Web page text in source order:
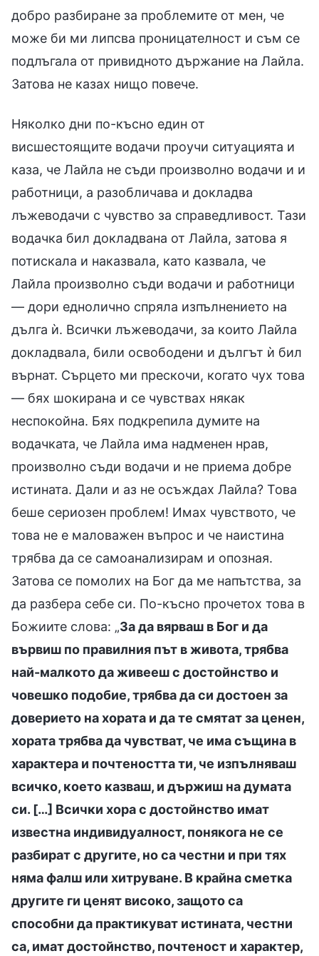
добро разбиране за проблемите от мен, че
може би ми липсва проницателност и съм се
подлъгала от привидното държание на Лайла.
Затова не казах нищо повече.
Няколко дни по-късно един от
висшестоящите водачи проучи ситуацията и
каза, че Лайла не съди произволно водачи и и
работници, а разобличава и докладва
лъжеводачи с чувство за справедливост. Тази
водачка бил докладвана от Лайла, затова я
потискала и наказвала, като казвала, че
Лайла произволно съди водачи и работници
— дори еднолично спряла изпълнението на
дълга ѝ. Всички лъжеводачи, за които Лайла
докладвала, били освободени и дългът ѝ бил
върнат. Сърцето ми прескочи, когато чух това
— бях шокирана и се чувствах някак
неспокойна. Бях подкрепила думите на
водачката, че Лайла има надменен нрав,
произволно съди водачи и не приема добре
истината. Дали и аз не осъждах Лайла? Това
беше сериозен проблем! Имах чувството, че
това не е маловажен въпрос и че наистина
трябва да се самоанализирам и опозная.
Затова се помолих на Бог да ме напътства, за
да разбера себе си. По-късно прочетох това в
Божиите слова: „За да вярваш в Бог и да
вървиш по правилния път в живота, трябва
най-малкото да живееш с достойнство и
човешко подобие, трябва да си достоен за
доверието на хората и да те смятат за ценен,
хората трябва да чувстват, че има същина в
характера и почтеността ти, че изпълняваш
всичко, което казваш, и държиш на думата
си. […] Всички хора с достойнство имат
известна индивидуалност, понякога не се
разбират с другите, но са честни и при тях
няма фалш или хитруване. В крайна сметка
другите ги ценят високо, защото са
способни да практикуват истината, честни
са, имат достойнство, почтеност и характер,